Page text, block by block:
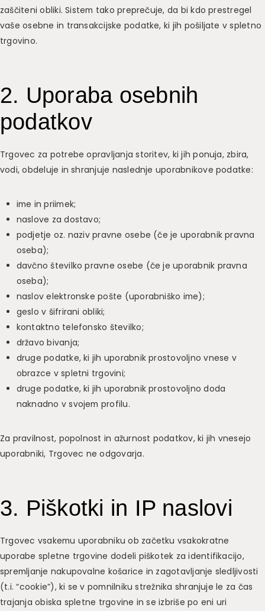
zaščiteni obliki. Sistem tako preprečuje, da bi kdo prestregel
vaše osebne in transakcijske podatke, ki jih pošiljate v spletno
trgovino.
2. Uporaba osebnih
podatkov
Trgovec za potrebe opravljanja storitev, ki jih ponuja, zbira,
vodi, obdeluje in shranjuje naslednje uporabnikove podatke:
ime in priimek;
naslove za dostavo;
podjetje oz. naziv pravne osebe (če je uporabnik pravna
oseba);
davčno številko pravne osebe (če je uporabnik pravna
oseba);
naslov elektronske pošte (uporabniško ime);
geslo v šifrirani obliki;
kontaktno telefonsko številko;
državo bivanja;
druge podatke, ki jih uporabnik prostovoljno vnese v
obrazce v spletni trgovini;
druge podatke, ki jih uporabnik prostovoljno doda
naknadno v svojem profilu.
Za pravilnost, popolnost in ažurnost podatkov, ki jih vnesejo
uporabniki, Trgovec ne odgovarja.
3. Piškotki in IP naslovi
Trgovec vsakemu uporabniku ob začetku vsakokratne
uporabe spletne trgovine dodeli piškotek za identifikacijo,
spremljanje nakupovalne košarice in zagotavljanje sledljivosti
(t.i. “cookie”), ki se v pomnilniku strežnika shranjuje le za čas
trajanja obiska spletne trgovine in se izbriše po eni uri